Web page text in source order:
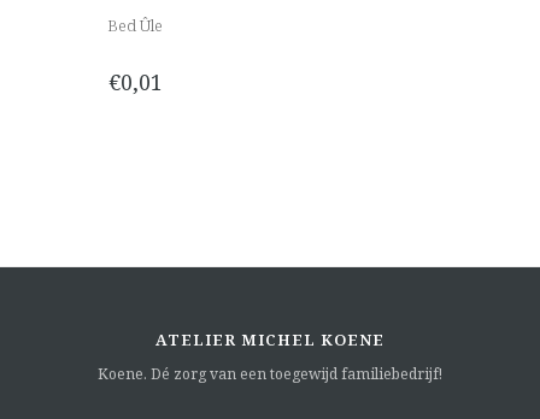
Bed Ûle
€0,01
ATELIER MICHEL KOENE
Koene. Dé zorg van een toegewijd familiebedrijf!